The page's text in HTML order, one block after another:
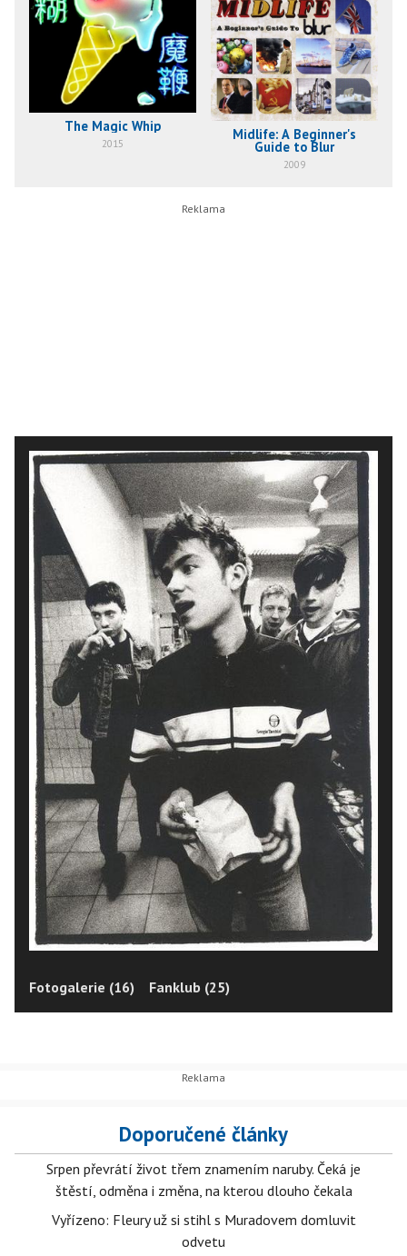
The Magic Whip
2015
Midlife: A Beginner's
Guide to Blur
2009
Fotogalerie (16) Fanklub (25)
Doporučené články
Srpen převrátí život třem znamením naruby. Čeká je
štěstí, odměna i změna, na kterou dlouho čekala
Vyřízeno: Fleury už si stihl s Muradovem domluvit
odvetu